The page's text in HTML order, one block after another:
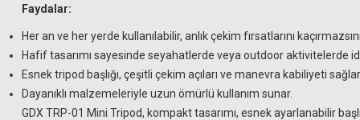
Faydalar:
Her an ve her yerde kullanılabilir, anlık çekim fırsatlarını
Hafif tasarımı sayesinde seyahatlerde veya outdoor aktivitelerde
Esnek tripod başlığı, çeşitli çekim açıları ve manevra kabiliyeti sağlar.
Dayanıklı malzemeleriyle uzun ömürlü kullanım sunar.
GDX TRP-01 Mini Tripod, kompakt tasarımı, esnek ayarlanabilir